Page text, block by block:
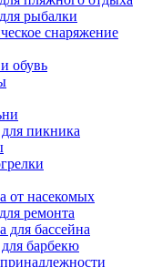
рыбалки
снаряжение
обувь
пикника
от насекомых
ремонта
для бассейна
барбекю